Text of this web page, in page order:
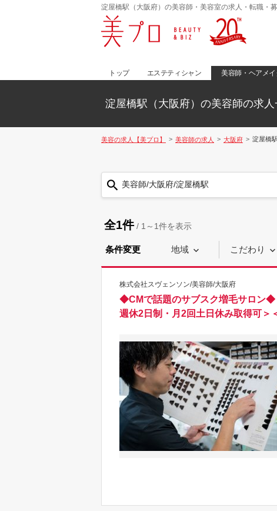
淀屋橋駅（大阪府）の美容師・美容室の求人・転職・
トップ エステティシャン 美容師・ヘアメイ
淀屋橋駅（大阪府）の美容師の求人
美容の求人【美プロ】 美容師の求人 大阪府 淀屋橋駅
美容師/大阪府/淀屋橋駅
全1件/ 1～1件を表示
条件変更 地域 こだわり
株式会社スヴェンソン/美容師/大阪府
◆CMで話題のサブスク増毛サロン◆
週休2日制・月2回土日休み取得可